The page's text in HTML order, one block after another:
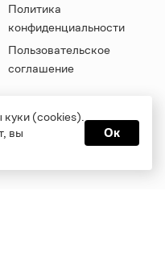
Политика
конфиденциальности
Пользовательское
соглашение
(cookies).
вы
Ок